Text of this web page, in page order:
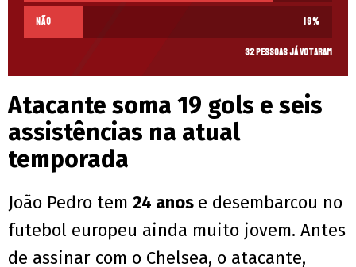
Não 19%
32 pessoas já votaram
Atacante soma 19 gols e seis
assistências na atual
temporada
João Pedro tem 24 anos e desembarcou no
futebol europeu ainda muito jovem. Antes
de assinar com o Chelsea, o atacante,